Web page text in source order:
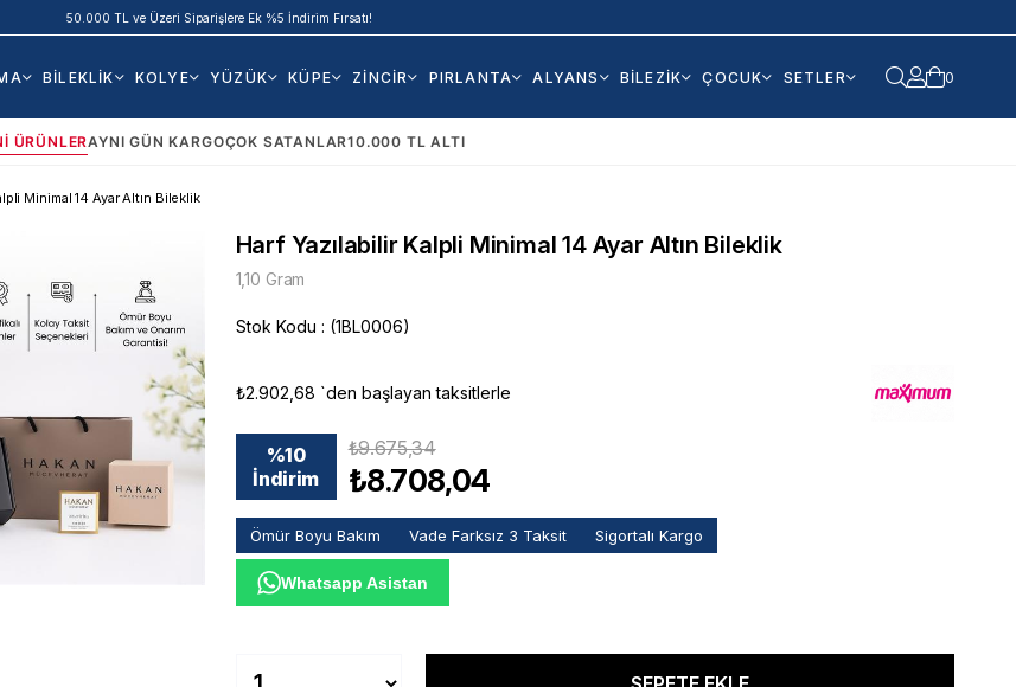
50.000 TL ve Üzeri Siparişlere Ek %5 İndirim Fırsatı!
BİLEKLİK KOLYE YÜZÜK KÜPE ZİNCİR PIRLANTA ALYANS BİLEZİK ÇOCUK SETLER 0
ÜRÜNLERAYNI GÜN KARGOÇOK SATANLAR10.000 TL ALTI
Minimal 14 Ayar Altın Bileklik
Harf Yazılabilir Kalpli Minimal 14 Ayar Altın Bileklik
1,10 Gram
Stok Kodu (1BL0006)
₺2.902,68 `den başlayan taksitlerle
%10
İndirim
₺9.675,34
₺8.708,04
Ömür Boyu Bakım Vade Farksız 3 Taksit Sigortalı Kargo
Whatsapp Asistan